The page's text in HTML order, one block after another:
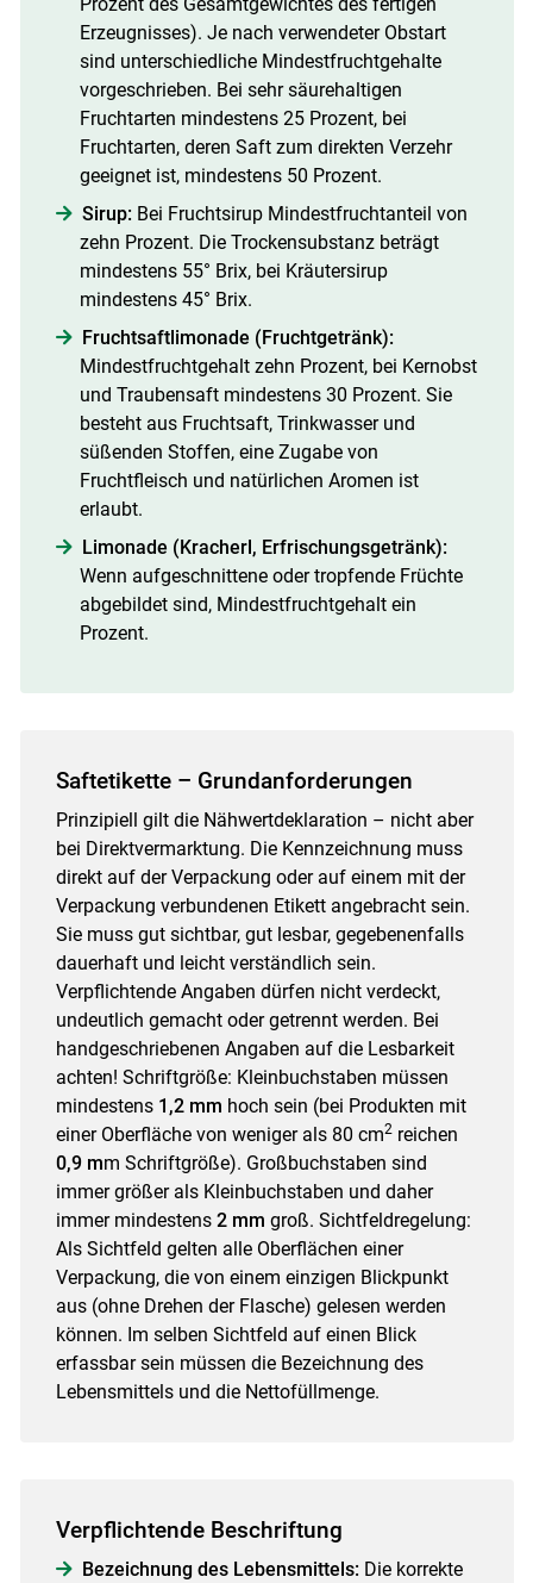
Erzeugnisses). Je nach verwendeter Obstart
sind unterschiedliche Mindestfruchtgehalte
vorgeschrieben. Bei sehr säurehaltigen
Fruchtarten mindestens 25 Prozent, bei
Fruchtarten, deren Saft zum direkten Verzehr
geeignet ist, mindestens 50 Prozent.
Sirup: Bei Fruchtsirup Mindestfruchtanteil von
zehn Prozent. Die Trockensubstanz beträgt
mindestens 55° Brix, bei Kräutersirup
mindestens 45° Brix.
Fruchtsaftlimonade (Fruchtgetränk):
Mindestfruchtgehalt zehn Prozent, bei Kernobst
und Traubensaft mindestens 30 Prozent. Sie
besteht aus Fruchtsaft, Trinkwasser und
süßenden Stoffen, eine Zugabe von
Fruchtfleisch und natürlichen Aromen ist
erlaubt.
Limonade (Kracherl, Erfrischungsgetränk):
Wenn aufgeschnittene oder tropfende Früchte
abgebildet sind, Mindestfruchtgehalt ein
Prozent.
Saftetikette – Grundanforderungen
Prinzipiell gilt die Nähwertdeklaration – nicht aber
bei Direktvermarktung. Die Kennzeichnung muss
direkt auf der Verpackung oder auf einem mit der
Verpackung verbundenen Etikett angebracht sein.
Sie muss gut sichtbar, gut lesbar, gegebenenfalls
dauerhaft und leicht verständlich sein.
Verpflichtende Angaben dürfen nicht verdeckt,
undeutlich gemacht oder getrennt werden. Bei
handgeschriebenen Angaben auf die Lesbarkeit
achten! Schriftgröße: Kleinbuchstaben müssen
mindestens 1,2 mm hoch sein (bei Produkten mit
einer Oberfläche von weniger als 80 cm2reichen
0,9 mm Schriftgröße). Großbuchstaben sind
immer größer als Kleinbuchstaben und daher
immer mindestens 2 mm groß. Sichtfeldregelung:
Als Sichtfeld gelten alle Oberflächen einer
Verpackung, die von einem einzigen Blickpunkt
aus (ohne Drehen der Flasche) gelesen werden
können. Im selben Sichtfeld auf einen Blick
erfassbar sein müssen die Bezeichnung des
Lebensmittels und die Nettofüllmenge.
Verpflichtende Beschriftung
Bezeichnung des Lebensmittels: Die korrekte